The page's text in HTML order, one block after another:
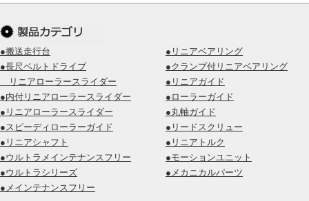
●搬送走行台
●長尺ベルトドライブ
リニアローラースライダー
●内付リニアローラースライダー
●リニアローラースライダー
●スピーディローラーガイド
●リニアシャフト
●ウルトラメインテナンスフリー
●ウルトラシリーズ
●メインテナンスフリー
●リニアベアリング
●クランプ付リニアベアリング
●リニアガイド
●ローラーガイド
●丸軸ガイド
●リードスクリュー
●リニアトルク
●モーションユニット
●メカニカルパーツ